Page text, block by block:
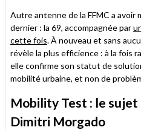
Autre antenne de la FFMC a avoir
dernier : la 69, accompagnée par
cette fois. À nouveau et sans
révèle la plus efficience : à la fois
elle confirme son statut de
mobilité urbaine, et non de
Mobility Test : le sujet
Dimitri Morgado